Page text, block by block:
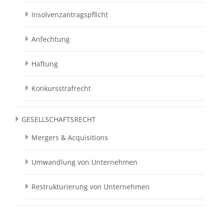
Insolvenzantragspflicht
Anfechtung
Haftung
Konkursstrafrecht
GESELLSCHAFTSRECHT
Mergers & Acquisitions
Umwandlung von Unternehmen
Restrukturierung von Unternehmen